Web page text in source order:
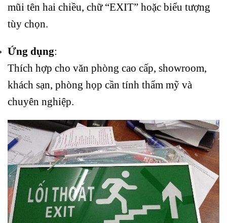
mũi tên hai chiều, chữ “EXIT” hoặc biểu tượng
tùy chọn.
Ứng dụng:
Thích hợp cho văn phòng cao cấp, showroom,
khách sạn, phòng họp cần tính thẩm mỹ và
chuyên nghiệp.